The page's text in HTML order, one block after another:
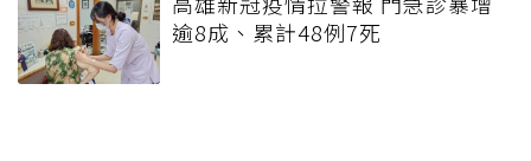
逾8成、累計48例7死